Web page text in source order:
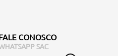
CONOSCO
SAC